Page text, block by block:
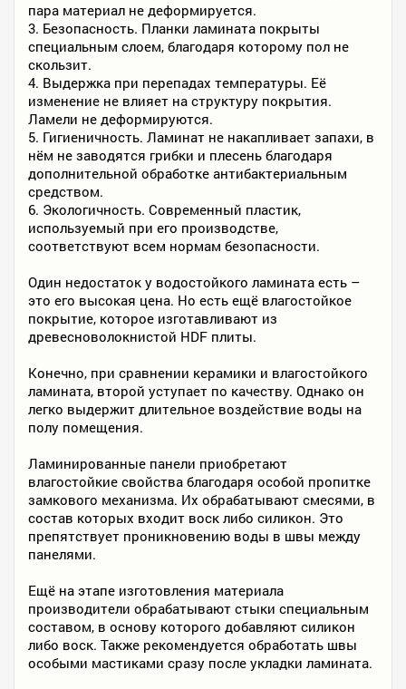
пара материал не деформируется.
3. Безопасность. Планки ламината покрыты
специальным слоем, благодаря которому пол не
скользит.
4. Выдержка при перепадах температуры. Её
изменение не влияет на структуру покрытия.
Ламели не деформируются.
5. Гигиеничность. Ламинат не накапливает запахи, в
нём не заводятся грибки и плесень благодаря
дополнительной обработке антибактериальным
средством.
6. Экологичность. Современный пластик,
используемый при его производстве,
соответствуют всем нормам безопасности.
Один недостаток у водостойкого ламината есть –
это его высокая цена. Но есть ещё влагостойкое
покрытие, которое изготавливают из
древесноволокнистой HDF плиты.
Конечно, при сравнении керамики и влагостойкого
ламината, второй уступает по качеству. Однако он
легко выдержит длительное воздействие воды на
полу помещения.
Ламинированные панели приобретают
влагостойкие свойства благодаря особой пропитке
замкового механизма. Их обрабатывают смесями, в
состав которых входит воск либо силикон. Это
препятствует проникновению воды в швы между
панелями.
Ещё на этапе изготовления материала
производители обрабатывают стыки специальным
составом, в основу которого добавляют силикон
либо воск. Также рекомендуется обработать швы
особыми мастиками сразу после укладки ламината.